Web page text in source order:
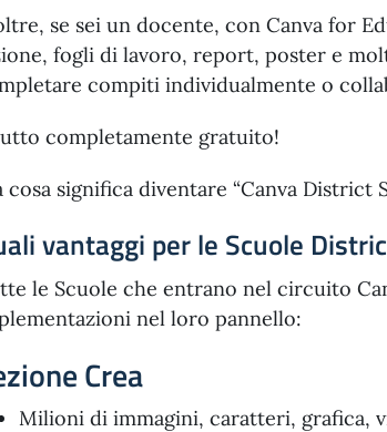
se sei un docente, con Canva for
fogli di lavoro, report, poster e
compiti individualmente o
completamente gratuito!
cosa significa diventare “Canva District
vantaggi per le Scuole
le Scuole che entrano nel circuito
nel loro pannello:
Crea
Milioni di immagini, caratteri, grafica,